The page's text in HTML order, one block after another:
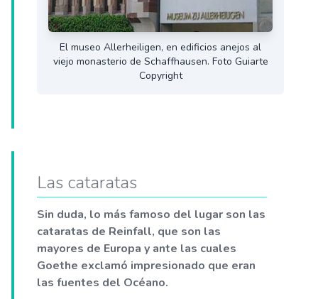
El museo Allerheiligen, en edificios anejos al
viejo monasterio de Schaffhausen. Foto Guiarte
Copyright
Las cataratas
Sin duda, lo más famoso del lugar son las
cataratas de Reinfall, que son las
mayores de Europa y ante las cuales
Goethe exclamó impresionado que eran
las fuentes del Océano.